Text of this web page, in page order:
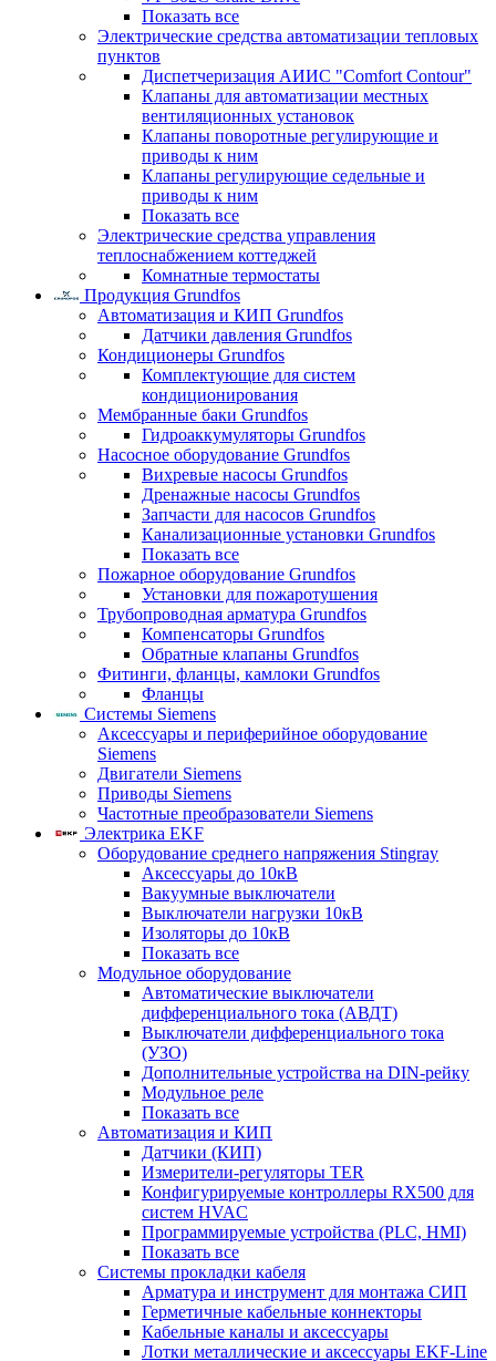
Показать все
Электрические средства автоматизации тепловых
пунктов
Диспетчеризация АИИС "Comfort Contour"
Клапаны для автоматизации местных
вентиляционных установок
Клапаны поворотные регулирующие и
приводы к ним
Клапаны регулирующие седельные и
приводы к ним
Показать все
Электрические средства управления
теплоснабжением коттеджей
Комнатные термостаты
Продукция Grundfos
Автоматизация и КИП Grundfos
Датчики давления Grundfos
Кондиционеры Grundfos
Комплектующие для систем
кондиционирования
Мембранные баки Grundfos
Гидроаккумуляторы Grundfos
Насосное оборудование Grundfos
Вихревые насосы Grundfos
Дренажные насосы Grundfos
Запчасти для насосов Grundfos
Канализационные установки Grundfos
Показать все
Пожарное оборудование Grundfos
Установки для пожаротушения
Трубопроводная арматура Grundfos
Компенсаторы Grundfos
Обратные клапаны Grundfos
Фитинги, фланцы, камлоки Grundfos
Фланцы
Системы Siemens
Аксессуары и периферийное оборудование
Siemens
Двигатели Siemens
Приводы Siemens
Частотные преобразователи Siemens
Электрика EKF
Оборудование среднего напряжения Stingray
Аксессуары до 10кВ
Вакуумные выключатели
Выключатели нагрузки 10кВ
Изоляторы до 10кВ
Показать все
Модульное оборудование
Автоматические выключатели
дифференциального тока (АВДТ)
Выключатели дифференциального тока
(УЗО)
Дополнительные устройства на DIN-рейку
Модульное реле
Показать все
Автоматизация и КИП
Датчики (КИП)
Измерители-регуляторы TER
Конфигурируемые контроллеры RX500 для
систем HVAC
Программируемые устройства (PLC, HMI)
Показать все
Системы прокладки кабеля
Арматура и инструмент для монтажа СИП
Герметичные кабельные коннекторы
Кабельные каналы и аксессуары
Лотки металлические и аксессуары EKF-Line